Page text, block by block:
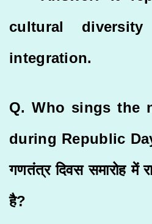
cultural
integration.
Q. Who sings the
during Republic
गणतंत्र दिवस समारोह में
है?